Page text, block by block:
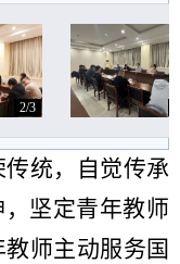
2/3
统，自觉传承
坚定青年教师
师主动服务国